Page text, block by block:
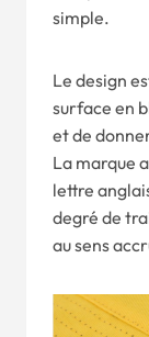
simple.
Le design
surface en
et de
La marque
lettre
degré de
au sens